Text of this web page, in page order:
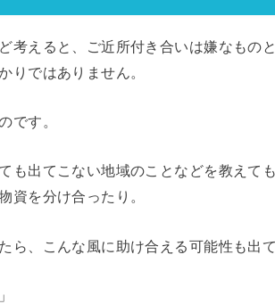
考えると、ご近所付き合いは嫌なもの
りではありません。
です。
も出てこない地域のことなどを教えて
資を分け合ったり。
ら、こんな風に助け合える可能性も出て